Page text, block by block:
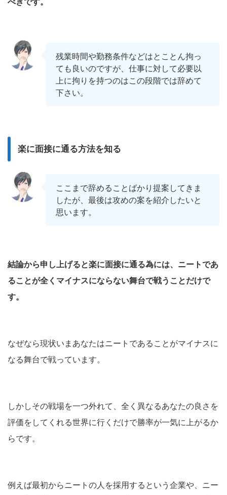
残業時間や勤務条件などはとことん拘っ
ても良いのですが、仕事に対して必要以
上に拘りを持つのはこの段階では辞めて
下さい。
楽に面接に通る方法を知る
ここまで辞めることばかり提案してきま
したが、最後は攻めの案を紹介したいと
思います。
結論から申し上げると楽に面接に通る為には、ニートであ
ることが全くマイナスにならない舞台で戦うことだけで
す。
なぜなら現状いまあなたはニートであることがマイナスに
なる舞台で戦っています。
しかしその戦場を一つ外れて、全く異なるあなたの良さを
評価をしてくれる世界に行くだけで勝率が一気に上がるか
らです。
例えば最初からニートの人を採用するという企業や、ニー